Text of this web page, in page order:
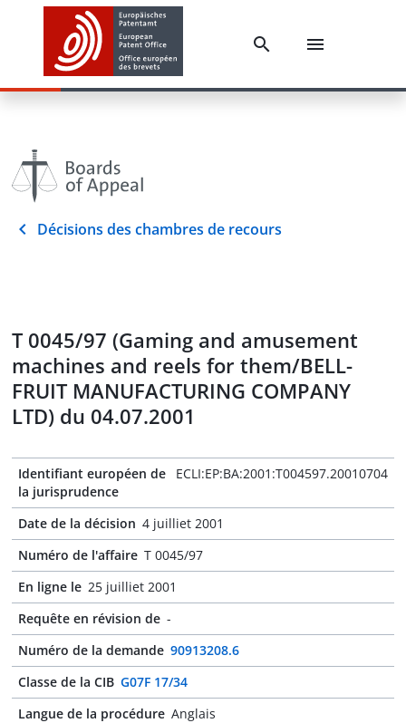
Décisions des chambres de recours
T 0045/97 (Gaming and amusement
machines and reels for them/BELL-
FRUIT MANUFACTURING COMPANY
LTD) du 04.07.2001
Identifiant européen de
la jurisprudence
ECLI:EP:BA:2001:T004597.20010704
Date de la décision 4 juilliet 2001
Numéro de l'affaire T 0045/97
En ligne le 25 juilliet 2001
Requête en révision de -
Numéro de la demande 90913208.6
Classe de la CIB G07F 17/34
Langue de la procédure Anglais